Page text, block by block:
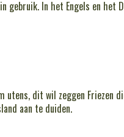
gebruik. In het Engels en het
utens, dit wil zeggen Friezen
aan te duiden.